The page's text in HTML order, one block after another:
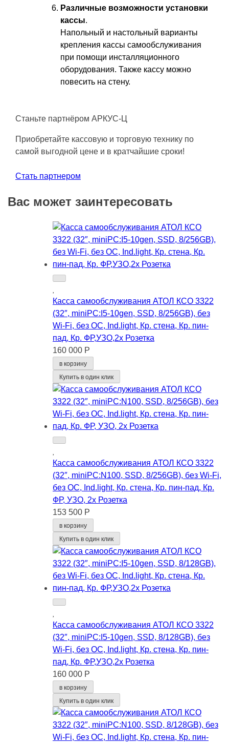
Различные возможности установки
кассы.
Напольный и настольный варианты
крепления кассы самообслуживания
при помощи инсталляционного
оборудования. Также кассу можно
повесить на стену.
Станьте партнёром АРКУС-Ц
Приобретайте кассовую и торговую технику по
самой выгодной цене и в кратчайшие сроки!
Стать партнером
Вас может заинтересовать
Касса самообслуживания АТОЛ КСО 3322
(32″, miniPC:I5-10gen, SSD, 8/256GB), без
Wi-Fi, без ОС, Ind.light, Кр. стена, Кр. пин-
пад, Кр. ФР,УЗО,2x Розетка
160 000 Р
в корзину
Купить в один клик
Касса самообслуживания АТОЛ КСО 3322
(32″, miniPC:N100, SSD, 8/256GB), без Wi-Fi,
без ОС, Ind.light, Кр. стена, Кр. пин-пад, Кр.
ФР, УЗО, 2x Розетка
153 500 Р
в корзину
Купить в один клик
Касса самообслуживания АТОЛ КСО 3322
(32″, miniPC:I5-10gen, SSD, 8/128GB), без
Wi-Fi, без ОС, Ind.light, Кр. стена, Кр. пин-
пад, Кр. ФР,УЗО,2x Розетка
160 000 Р
в корзину
Купить в один клик